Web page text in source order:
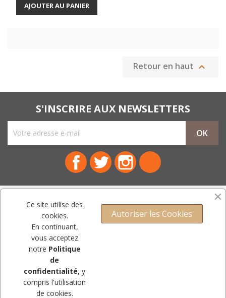
AJOUTER AU PANIER
Retour en haut 
S'INSCRIRE AUX NEWSLETTERS
FacebookTwitter Instagram
NOTRE SOCIÉTÉ
PRODUITS
VOTRE COMPTE
CONTACT
© Copyright 2009-2023 - Mercerie Royale.Tous droits réservés.
Ce site utilise des
cookies.
En continuant,
vous acceptez
notre Politique
de
confidentialité, y
compris l'utilisation
de cookies.
Autoriser les Cookies